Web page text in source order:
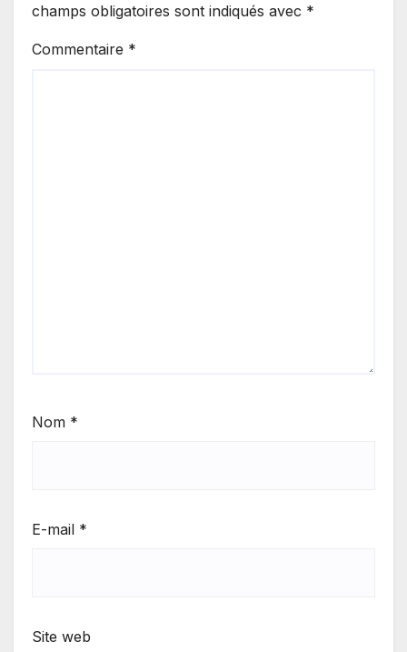
champs obligatoires sont indiqués avec *
Commentaire *
Nom *
E-mail *
Site web